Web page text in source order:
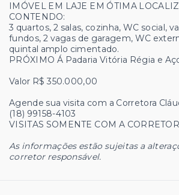
IMÓVEL EM LAJE EM ÓTIMA
CONTENDO:
3 quartos, 2 salas, cozinha, WC social,
fundos, 2 vagas de garagem, WC
quintal amplo cimentado.
PRÓXIMO Á Padaria Vitória Régia e
Valor R$ 350.000,00
Agende sua visita com a Corretora
(18) 99158-4103
VISITAS SOMENTE COM A
As informações estão sujeitas a
corretor responsável.